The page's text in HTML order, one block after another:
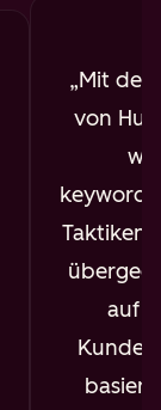
Mit
von
Taktiken
auf